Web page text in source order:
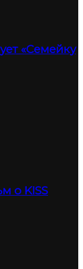
«Семейку
о KISS